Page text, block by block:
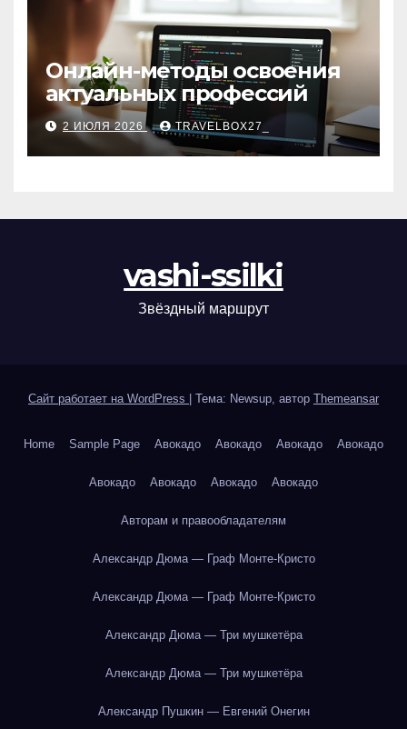
Онлайн-методы освоения
актуальных профессий
2 ИЮЛЯ 2026 TRAVELBOX27_
vashi-ssilki
Звёздный маршрут
Сайт работает на WordPress Тема: Newsup, автор Themeansar
Home Sample Page Авокадо Авокадо Авокадо Авокадо
Авокадо Авокадо Авокадо Авокадо
Авторам и правообладателям
Александр Дюма — Граф Монте-Кристо
Александр Дюма — Граф Монте-Кристо
Александр Дюма — Три мушкетёра
Александр Дюма — Три мушкетёра
Александр Пушкин — Евгений Онегин